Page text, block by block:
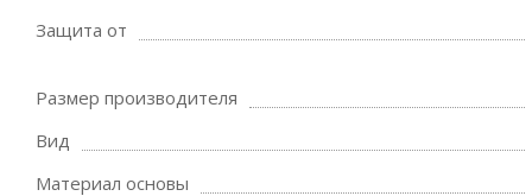
Защита от
Размер производителя
Вид
Материал основы